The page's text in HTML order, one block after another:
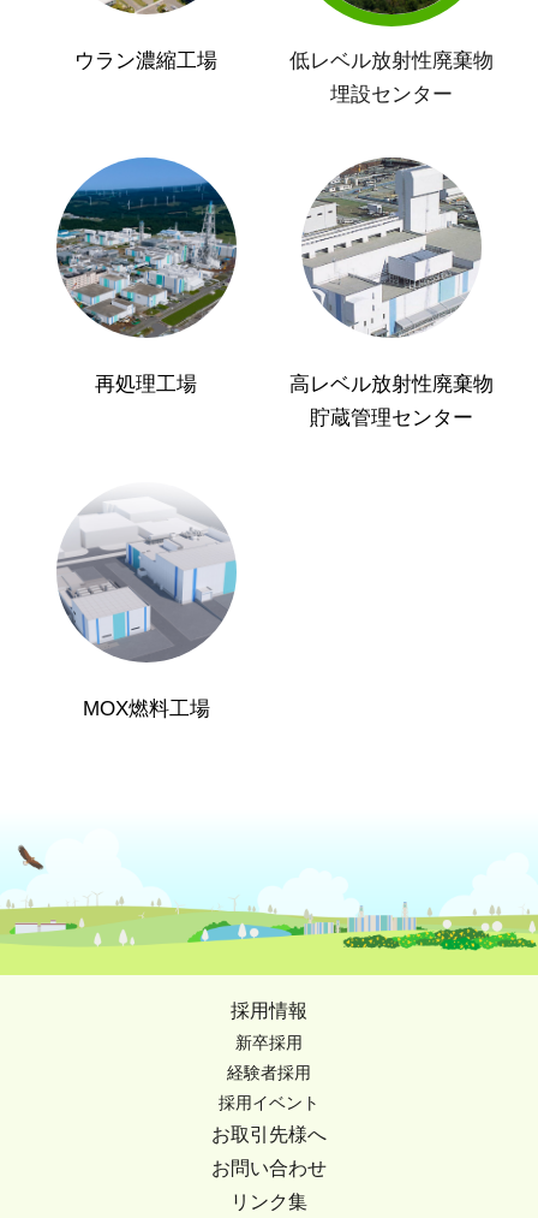
ウラン濃縮工場
低レベル放射性廃棄物
埋設センター
再処理工場
高レベル放射性廃棄物
貯蔵管理センター
MOX燃料工場
採用情報
新卒採用
経験者採用
採用イベント
お取引先様へ
お問い合わせ
リンク集